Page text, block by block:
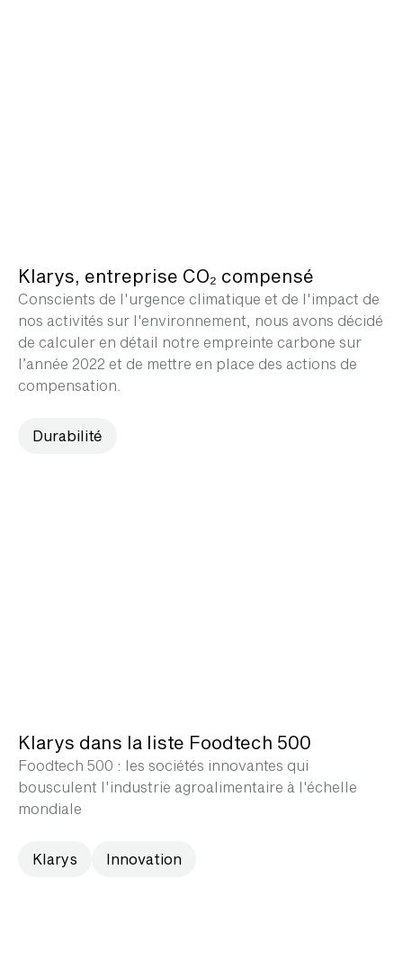
Klarys, entreprise CO₂ compensé
Conscients de l'urgence climatique et de l'impact de
nos activités sur l'environnement, nous avons décidé
de calculer en détail notre empreinte carbone sur
l’année 2022 et de mettre en place des actions de
compensation.
Durabilité
Klarys dans la liste Foodtech 500
Foodtech 500 : les sociétés innovantes qui
bousculent l'industrie agroalimentaire à l'échelle
mondiale
Klarys Innovation